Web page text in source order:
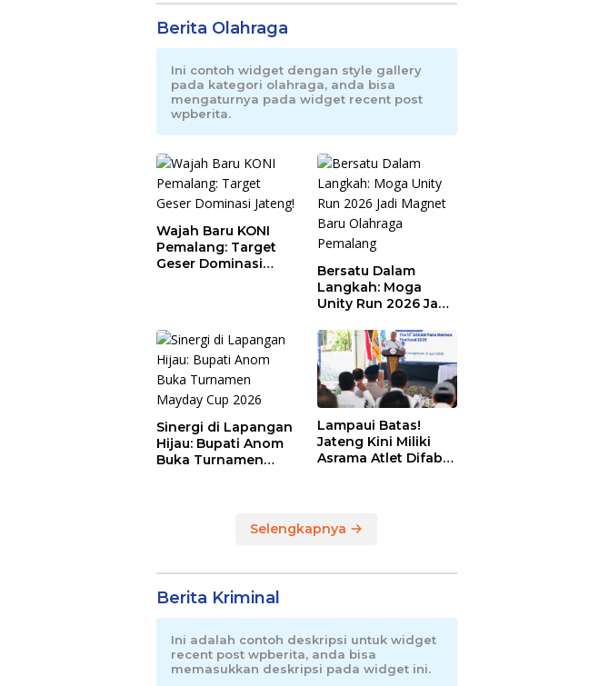
Berita Olahraga
Ini contoh widget dengan style gallery
pada kategori olahraga, anda bisa
mengaturnya pada widget recent post
wpberita.
Wajah Baru KONI
Pemalang: Target
Geser Dominasi
Bersatu Dalam
Langkah: Moga
Unity Run 2026 Jadi
Olahraga Pemalang
Sinergi di Lapangan
Hijau: Bupati Anom
Buka Turnamen
Lampaui Batas!
Jateng Kini Miliki
Asrama Atlet Difabel
Selengkapnya
Berita Kriminal
Ini adalah contoh deskripsi untuk widget
recent post wpberita, anda bisa
memasukkan deskripsi pada widget ini.